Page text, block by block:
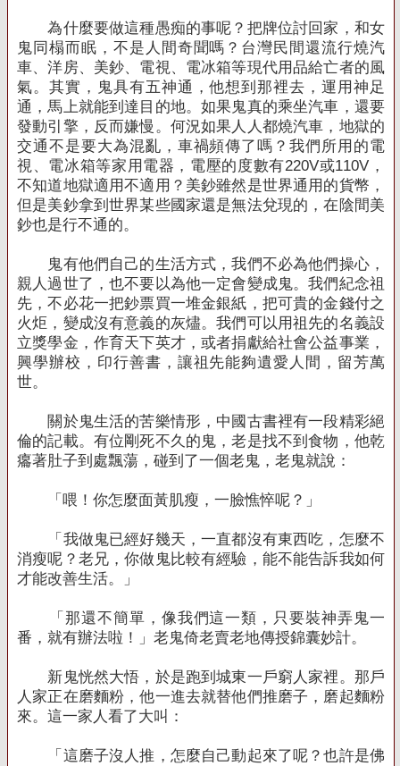
為什麼要做這種愚痴的事呢？把牌位討回家，和女
鬼同榻而眠，不是人間奇聞嗎？台灣民間還流行燒汽
車、洋房、美鈔、電視、電冰箱等現代用品給亡者的風
氣。其實，鬼具有五神通，他想到那裡去，運用神足
通，馬上就能到達目的地。如果鬼真的乘坐汽車，還要
發動引擎，反而嫌慢。何況如果人人都燒汽車，地獄的
交通不是要大為混亂，車禍頻傳了嗎？我們所用的電
視、電冰箱等家用電器，電壓的度數有220V或110V ，
不知道地獄適用不適用？美鈔雖然是世界通用的貨幣，
但是美鈔拿到世界某些國家還是無法兌現的，在陰間美
鈔也是行不通的。
鬼有他們自己的生活方式，我們不必為他們操心，
親人過世了，也不要以為他一定會變成鬼。我們紀念祖
先，不必花一把鈔票買一堆金銀紙，把可貴的金錢付之
火炬，變成沒有意義的灰燼。我們可以用祖先的名義設
立獎學金，作育天下英才，或者捐獻給社會公益事業，
興學辦校，印行善書，讓祖先能夠遺愛人間，留芳萬
世。
關於鬼生活的苦樂情形，中國古書裡有一段精彩絕
倫的記載。有位剛死不久的鬼，老是找不到食物，他乾
癟著肚子到處飄蕩，碰到了一個老鬼，老鬼就說：
「喂！你怎麼面黃肌瘦，一臉憔悴呢？」
「我做鬼已經好幾天，一直都沒有東西吃，怎麼不
消瘦呢？老兄，你做鬼比較有經驗，能不能告訴我如何
才能改善生活。」
「那還不簡單，像我們這一類，只要裝神弄鬼一
番，就有辦法啦！」老鬼倚老賣老地傳授錦囊妙計。
新鬼恍然大悟，於是跑到城東一戶窮人家裡。那戶
人家正在磨麵粉，他一進去就替他們推磨子，磨起麵粉
來。這一家人看了大叫：
「這磨子沒人推，怎麼自己動起來了呢？也許是佛